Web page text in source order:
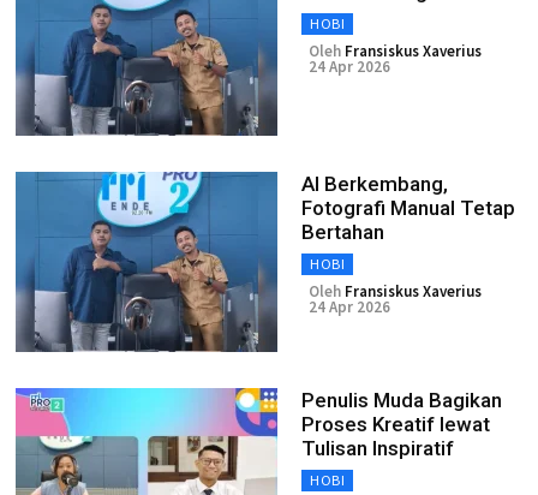
HOBI
Oleh Fransiskus Xaverius
24 Apr 2026
AI Berkembang,
Fotografi Manual Tetap
Bertahan
HOBI
Oleh Fransiskus Xaverius
24 Apr 2026
Penulis Muda Bagikan
Proses Kreatif lewat
Tulisan Inspiratif
HOBI